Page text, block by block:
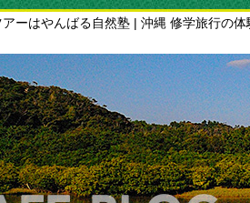
ーはやんばる自然塾 | 沖縄 修学旅行の体